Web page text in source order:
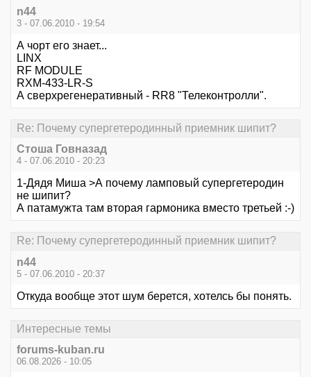
n44
3 - 07.06.2010 - 19:54
А чорт его знает...
LINX
RF MODULE
RXM-433-LR-S
А сверхрегенеративный - RR8 "Телеконтролли".
Re: Почему супергетеродинный приемник шипит?
Стоша Говназад
4 - 07.06.2010 - 20:23
1-Дядя Миша >А почему ламповый супергетеродин
не шипит?
А патамужта там вторая гармоника вместо третьей :-)
Re: Почему супергетеродинный приемник шипит?
n44
5 - 07.06.2010 - 20:37
Откуда вообще этот шум берется, хотелсь бы понять.
Интересные темы
forums-kuban.ru
06.08.2026 - 10:05